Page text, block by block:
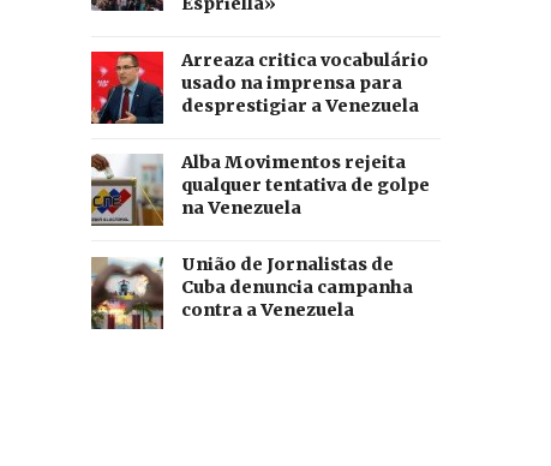
Arreaza critica vocabulário
usado na imprensa para
desprestigiar a Venezuela
Alba Movimentos rejeita
qualquer tentativa de golpe
na Venezuela
União de Jornalistas de
Cuba denuncia campanha
contra a Venezuela